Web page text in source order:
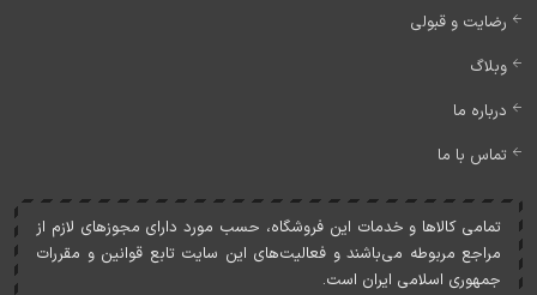
رضایت و قبولی
وبلاگ
درباره ما
تماس با ما
تمامی کالاها و خدمات اين فروشگاه، حسب مورد دارای مجوزهای لازم از
مراجع مربوطه می‌باشند و فعاليت‌های اين سايت تابع قوانين و مقررات
جمهوری اسلامی ايران است.